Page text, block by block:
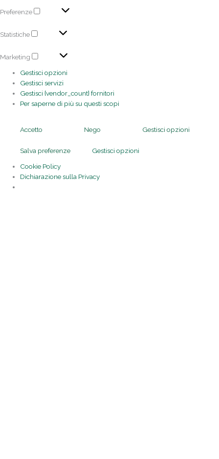
Preferenze
Statistiche
Marketing
Gestisci opzioni
Gestisci servizi
Gestisci {vendor_count} fornitori
Per saperne di più su questi scopi
Accetto Nego Gestisci opzioni
Salva preferenze
Gestisci opzioni
Cookie Policy
Dichiarazione sulla Privacy